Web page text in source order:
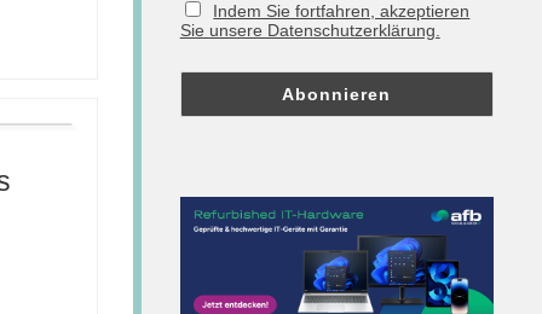
Indem Sie fortfahren, akzeptieren
Sie unsere Datenschutzerklärung.